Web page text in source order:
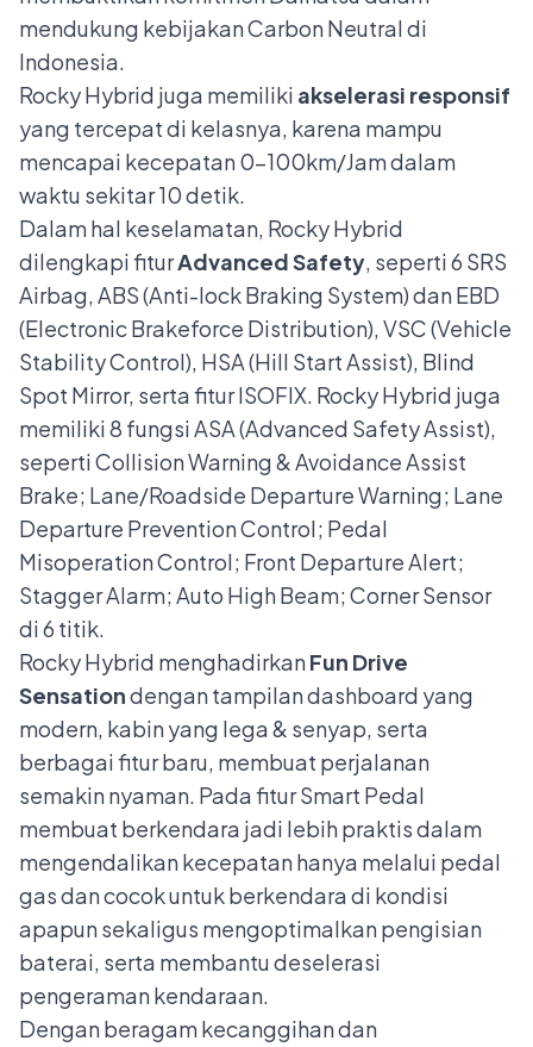
mendukung kebijakan Carbon Neutral di
Indonesia.
Rocky Hybrid juga memiliki akselerasi responsif
yang tercepat di kelasnya, karena mampu
mencapai kecepatan 0-100km/Jam dalam
waktu sekitar 10 detik.
Dalam hal keselamatan, Rocky Hybrid
dilengkapi fiturAdvanced Safety, seperti6 SRS
Airbag, ABS (Anti-lock Braking System) dan EBD
(Electronic Brakeforce Distribution), VSC (Vehicle
Stability Control), HSA (Hill Start Assist), Blind
Spot Mirror, serta fitur ISOFIX. Rocky Hybrid juga
memiliki 8 fungsi ASA (Advanced Safety Assist),
seperti Collision Warning & Avoidance Assist
Brake; Lane/Roadside Departure Warning; Lane
Departure Prevention Control; Pedal
Misoperation Control; Front Departure Alert;
Stagger Alarm; Auto High Beam; Corner Sensor
di 6 titik.
Rocky Hybrid menghadirkanFun Drive
Sensationdengan tampilan dashboard yang
modern, kabin yang lega & senyap, serta
berbagai fitur baru, membuat perjalanan
semakin nyaman. Pada fitur Smart Pedal
membuat berkendara jadi lebih praktis dalam
mengendalikan kecepatan hanya melalui pedal
gas dan cocok untuk berkendara di kondisi
apapun sekaligus mengoptimalkan pengisian
baterai, serta membantu deselerasi
pengeraman kendaraan.
Dengan beragam kecanggihan dan